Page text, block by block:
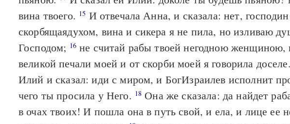
вина твоего. 15 И отвечала Анна, и сказала: нет,
скорбящаядухом, вина и сикера я не пила, но изливаю
Господом; 16не считай рабы твоей негодною женщиною,
великой печали моей и от скорби моей я говорила доселе.
Илий и сказал: иди с миром, и БогИзраилев исполнит
чего ты просила у Него. 18 Она же сказала: да найдет
в очах твоих! И пошла она в путь свой, и ела, и лице ее